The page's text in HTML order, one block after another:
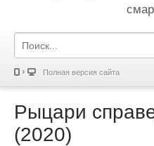
Полная версия сайта
Рыцари
(2020)